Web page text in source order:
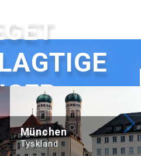
Hotel Adagio, Autograph
München
Tyskland